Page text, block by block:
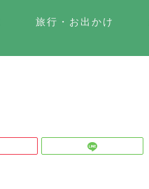
旅行・お出かけ